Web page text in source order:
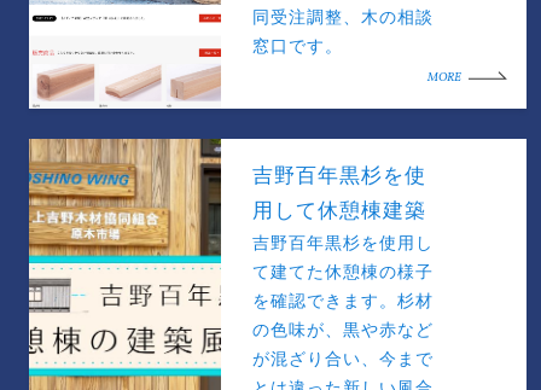
同受注調整、木の相談
窓口です。
MORE
吉野百年黒杉を使
用して休憩棟建築
吉野百年黒杉を使用し
て建てた休憩棟の様子
を確認できます。杉材
の色味が、黒や赤など
が混ざり合い、今まで